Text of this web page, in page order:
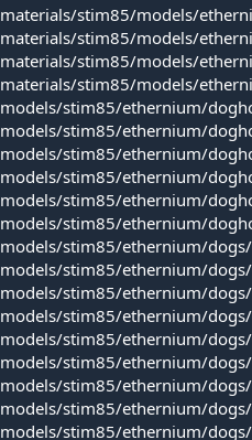
materials/stim85/models/
materials/stim85/models/
materials/stim85/models/
materials/stim85/models/
models/stim85/ethernium/
models/stim85/ethernium/
models/stim85/ethernium/
models/stim85/ethernium/
models/stim85/ethernium/
models/stim85/ethernium/
models/stim85/ethernium/
models/stim85/ethernium/
models/stim85/ethernium/
models/stim85/ethernium/
models/stim85/ethernium/
models/stim85/ethernium/
models/stim85/ethernium/
models/stim85/ethernium/
models/stim85/ethernium/